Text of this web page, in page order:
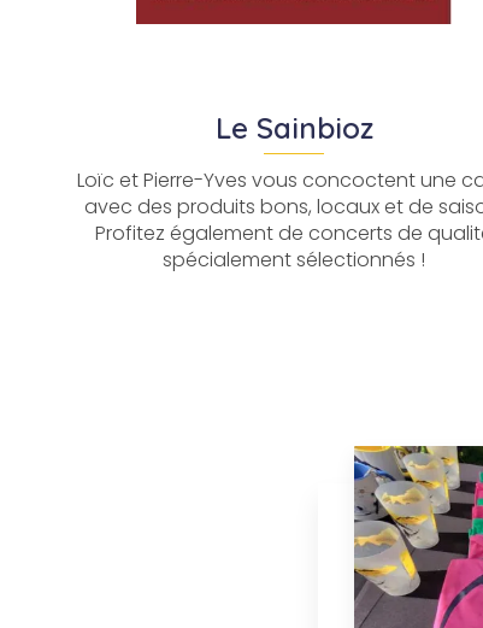
Le Sainbioz
Loïc et Pierre-Yves vous concoctent une
avec des produits bons, locaux et de
Profitez également de concerts de
spécialement sélectionnés !